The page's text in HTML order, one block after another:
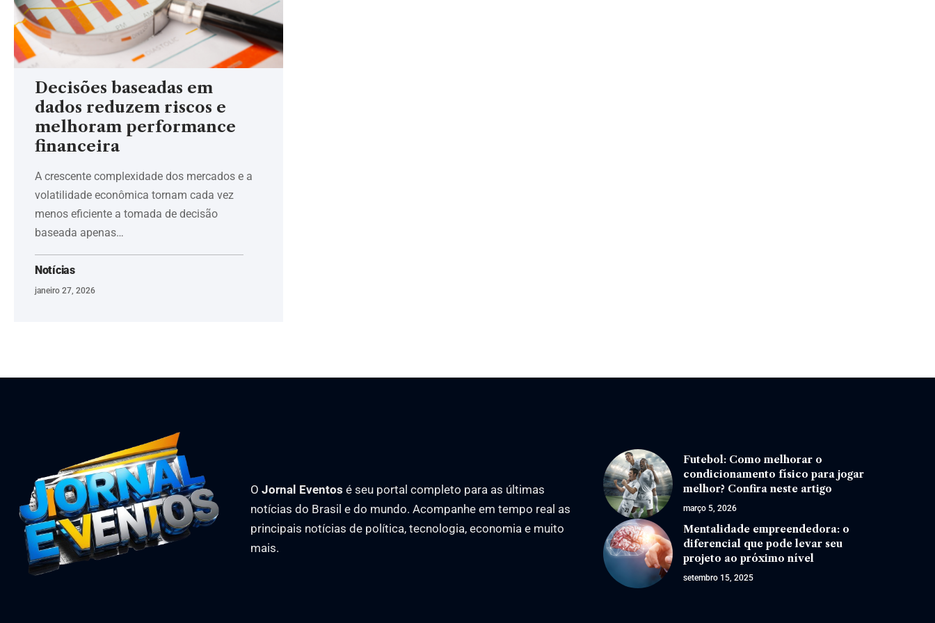
Decisões baseadas em
dados reduzem riscos e
melhoram performance
financeira
A crescente complexidade dos mercados e a
volatilidade econômica tornam cada vez
menos eficiente a tomada de decisão
baseada apenas…
Notícias
janeiro 27, 2026
O Jornal Eventos é seu portal completo para as últimas
notícias do Brasil e do mundo. Acompanhe em tempo real as
principais notícias de política, tecnologia, economia e muito
mais.
Futebol: Como melhorar o
condicionamento físico para jogar
melhor? Confira neste artigo
março 5, 2026
Mentalidade empreendedora: o
diferencial que pode levar seu
projeto ao próximo nível
setembro 15, 2025